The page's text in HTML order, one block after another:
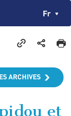
Fr
ARCHIVES
et